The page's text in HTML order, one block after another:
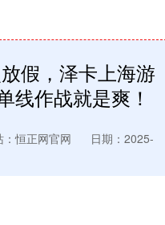
假，泽卡上海游
线作战就是爽！
：恒正网官网
日期：2025-